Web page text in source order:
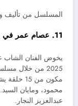
المسلسل من تأليف
11. عصام عمر في مسلسل «نص الشعب اسمه محمد»
يخوض الفنان
2025 من خلال
مكون من
محمود، ومايان
عبدالعزيز النجار.